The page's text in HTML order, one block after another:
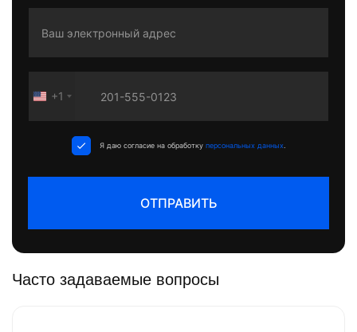
United
+1
Я даю согласие на обработку персональных данных.
ОТПРАВИТЬ
Часто задаваемые вопросы